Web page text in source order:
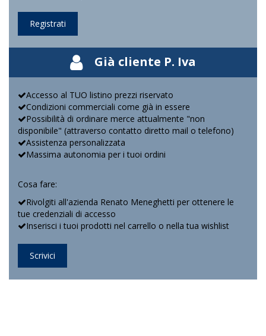
Registrati
Già cliente P. Iva
Accesso al TUO listino prezzi riservato
Condizioni commerciali come già in essere
Possibilità di ordinare merce attualmente "non
disponibile" (attraverso contatto diretto mail o telefono)
Assistenza personalizzata
Massima autonomia per i tuoi ordini
Cosa fare:
Rivolgiti all'azienda Renato Meneghetti per ottenere le
tue credenziali di accesso
Inserisci i tuoi prodotti nel carrello o nella tua wishlist
Scrivici